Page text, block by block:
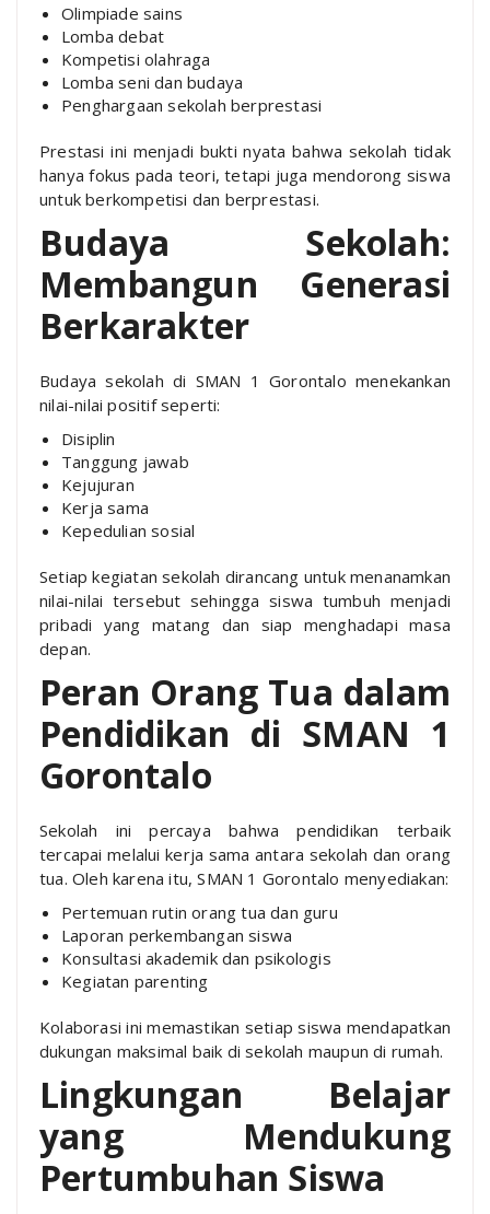
Olimpiade sains
Lomba debat
Kompetisi olahraga
Lomba seni dan budaya
Penghargaan sekolah berprestasi
Prestasi ini menjadi bukti nyata bahwa sekolah tidak
hanya fokus pada teori, tetapi juga mendorong siswa
untuk berkompetisi dan berprestasi.
Budaya Sekolah:
Membangun Generasi
Berkarakter
Budaya sekolah di SMAN 1 Gorontalo menekankan
nilai-nilai positif seperti:
Disiplin
Tanggung jawab
Kejujuran
Kerja sama
Kepedulian sosial
Setiap kegiatan sekolah dirancang untuk menanamkan
nilai-nilai tersebut sehingga siswa tumbuh menjadi
pribadi yang matang dan siap menghadapi masa
depan.
Peran Orang Tua dalam
Pendidikan di SMAN 1
Gorontalo
Sekolah ini percaya bahwa pendidikan terbaik
tercapai melalui kerja sama antara sekolah dan orang
tua. Oleh karena itu, SMAN 1 Gorontalo menyediakan:
Pertemuan rutin orang tua dan guru
Laporan perkembangan siswa
Konsultasi akademik dan psikologis
Kegiatan parenting
Kolaborasi ini memastikan setiap siswa mendapatkan
dukungan maksimal baik di sekolah maupun di rumah.
Lingkungan Belajar
yang Mendukung
Pertumbuhan Siswa